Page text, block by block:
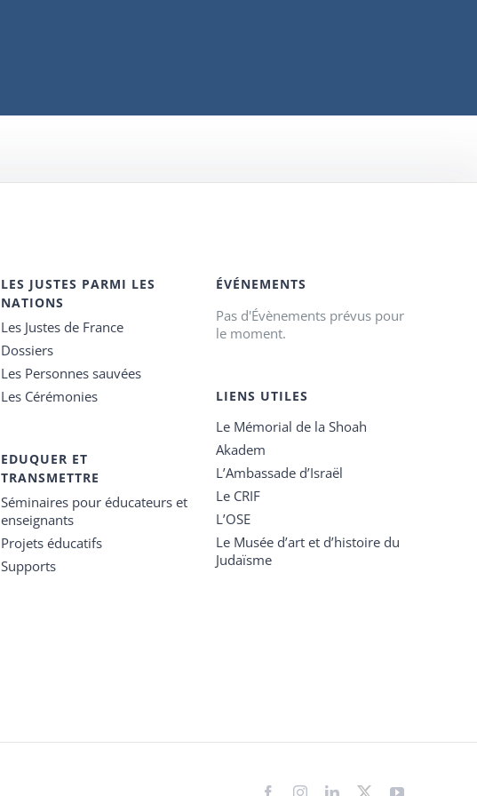
LES JUSTES PARMI LES
NATIONS
Les Justes de France
Dossiers
Les Personnes sauvées
Les Cérémonies
EDUQUER ET
TRANSMETTRE
Séminaires pour éducateurs et
enseignants
Projets éducatifs
Supports
ÉVÉNEMENTS
Pas d'Évènements prévus pour
le moment.
LIENS UTILES
Le Mémorial de la Shoah
Akadem
L’Ambassade d’Israël
Le CRIF
L’OSE
Le Musée d’art et d’histoire du
Judaïsme
FacebookInstagramLinkedIn
X YouTube